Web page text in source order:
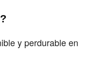
y perdurable en